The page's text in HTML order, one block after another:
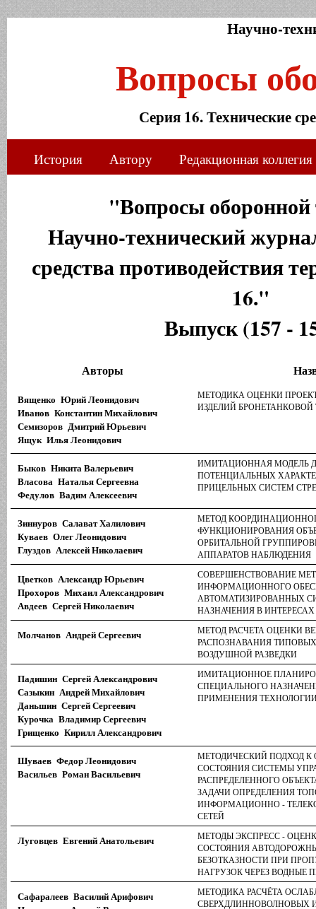
Научно-
Вопросы
Серия 16. Технические
История Автору Редакционная коллегия
"Вопросы оборонной
Научно-технический
средства противодействия
16."
Выпуск (157 -
Авторы
Вященко Юрий Леонидович
Иванов Константин Михайлович
Семизоров Дмитрий Юрьевич
Ящук Илья Леонидович
МЕТОДИКА ОЦЕНКИ
ИЗДЕЛИЙ
Быков Никита Валерьевич
Власова Наталья Сергеевна
Федулов Вадим Алексеевич
ИМИТАЦИОННАЯ МОДЕЛЬ
ПОТЕНЦИАЛЬНЫХ
ПРИЦЕЛЬНЫХ СИСТЕМ
Зиннуров Салават Халилович
Куваев Олег Леонидович
Глуздов Алексей Николаевич
МЕТОД
ФУНКЦИОНИРОВАНИЯ
ОРБИТАЛЬНОЙ
АППАРАТОВ НАБЛЮДЕНИЯ
Цветков Александр Юрьевич
Прохоров Михаил Александрович
Авдеев Сергей Николаевич
СОВЕРШЕНСТВОВАНИЕ
ИНФОРМАЦИОННОГО
АВТОМАТИЗИРОВАННЫХ
НАЗНАЧЕНИЯ В
Молчанов Андрей Сергеевич
МЕТОД РАСЧЕТА ОЦЕНКИ
РАСПОЗНАВАНИЯ
ВОЗДУШНОЙ РАЗВЕДКИ
Падишин Сергей Александрович
Сазыкин Андрей Михайлович
Даньшин Сергей Сергеевич
Курочка Владимир Сергеевич
Грищенко Кирилл Александрович
ИМИТАЦИОННОЕ
СПЕЦИАЛЬНОГО
ПРИМЕНЕНИЯ
Шуваев Федор Леонидович
Васильев Роман Васильевич
МЕТОДИЧЕСКИЙ ПОДХОД
СОСТОЯНИЯ СИСТЕМЫ
РАСПРЕДЕЛЕННОГО
ЗАДАЧИ ОПРЕДЕЛЕНИЯ
ИНФОРМАЦИОННО -
СЕТЕЙ
Луговцев Евгений Анатольевич
МЕТОДЫ ЭКСПРЕСС -
СОСТОЯНИЯ
БЕЗОТКАЗНОСТИ ПРИ
НАГРУЗОК ЧЕРЕЗ ВОДНЫЕ
Сафаралеев Василий Арифович
МЕТОДИКА РАСЧЁТА
СВЕРХДЛИННОВОЛНОВЫХ